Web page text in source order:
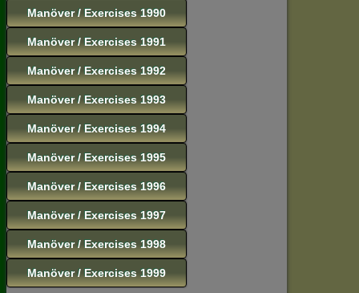
Manöver / Exercises 1990
Manöver / Exercises 1991
Manöver / Exercises 1992
Manöver / Exercises 1993
Manöver / Exercises 1994
Manöver / Exercises 1995
Manöver / Exercises 1996
Manöver / Exercises 1997
Manöver / Exercises 1998
Manöver / Exercises 1999